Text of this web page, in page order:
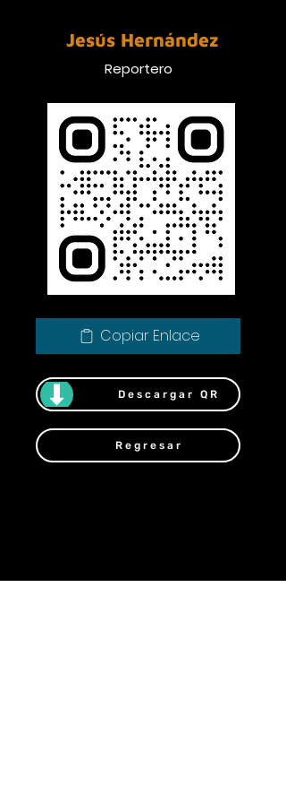
Jesús Hernández
Reportero
Copiar Enlace
Descargar QR
Regresar